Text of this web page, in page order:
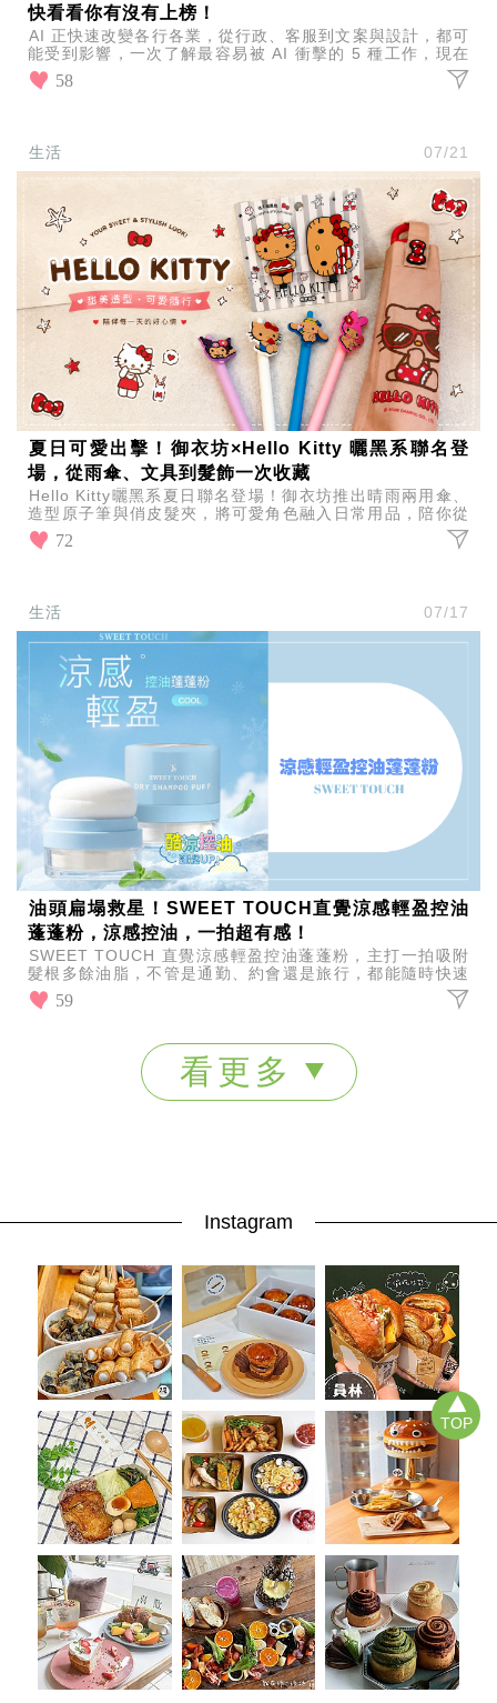
TOP
快看看你有沒有上榜！
AI 正快速改變各行各業，從行政、客服到文案與設計，都可
能受到影響，一次了解最容易被 AI 衝擊的 5 種工作，現在
就來看看你的工作是否也在名單之中！
58
生活 07/21
夏日可愛出擊！御衣坊×Hello Kitty 曬黑系聯名登
場，從雨傘、文具到髮飾一次收藏
Hello Kitty曬黑系夏日聯名登場！御衣坊推出晴雨兩用傘、
造型原子筆與俏皮髮夾，將可愛角色融入日常用品，陪你從
外出遮陽、工作學習到造型搭配，打造充滿少女心
72
生活 07/17
油頭扁塌救星！SWEET TOUCH直覺涼感輕盈控油
蓬蓬粉，涼感控油，一拍超有感！
SWEET TOUCH 直覺涼感輕盈控油蓬蓬粉，主打一拍吸附
髮根多餘油脂，不管是通勤、約會還是旅行，都能隨時快速
補救扁塌與油頭，讓髮型整天維持清爽有型。
59
看更多
Instagram